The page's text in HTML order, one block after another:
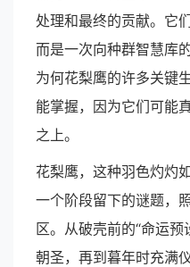
处理和最终的贡献。它
而是一次向种群智慧库
为何花梨鹰的许多关键
能掌握，因为它们可能
之上。
花梨鹰，这种羽色灼灼
一个阶段留下的谜题，
区。从破壳前的“命运
朝圣，再到暮年时充满